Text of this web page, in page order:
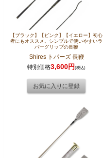
【ブラック】【ピンク】【イエロー】初心
者にもオススメ。シンプルで使いやすいラ
バーグリップの長鞭
Shires トパーズ 長鞭
特別価格3,600円(税込)